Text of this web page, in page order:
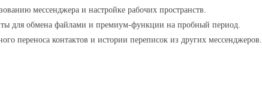
мессенджера и настройке рабочих пространств.
для обмена файлами и премиум‑функции на пробный период.
переноса контактов и истории переписок из других мессенджеров.